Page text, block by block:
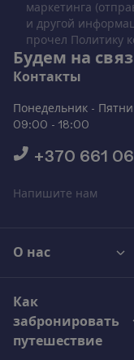
Будем на связ
Контакты
Понедельник -
09:00 - 18:00
+370 661
Напишите нам
маркетинга
и другой
прочел Политику
О нас
Как
забронировать
путешествие